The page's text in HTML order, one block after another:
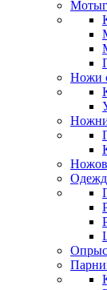
Ножи